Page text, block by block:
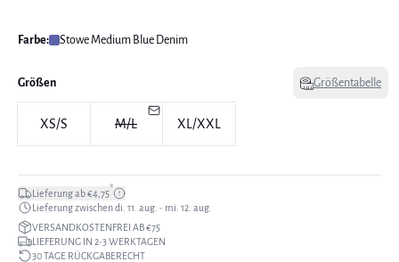
Farbe: Stowe Medium Blue Denim
Größen Größentabelle
XS/S M/L XL/XXL
Lieferung ab €4,75*
Lieferung zwischen di. 11. aug. - mi. 12. aug.
VERSANDKOSTENFREI AB €75
LIEFERUNG IN 2-3 WERKTAGEN
30 TAGE RÜCKGABERECHT